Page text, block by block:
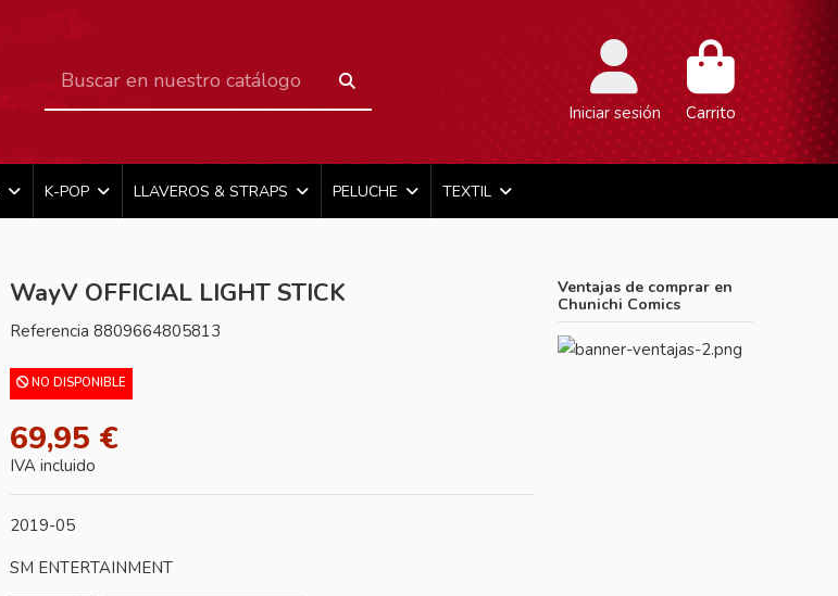
Iniciar sesión Carrito
K-POP LLAVEROS & STRAPS PELUCHE TEXTIL
WayV OFFICIAL LIGHT STICK
Referencia 8809664805813
NO DISPONIBLE
69,95 €
IVA incluido
2019-05
SM ENTERTAINMENT
Ventajas de comprar en
Chunichi Comics